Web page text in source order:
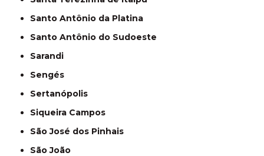
Santo Antônio da Platina
Santo Antônio do Sudoeste
Sarandi
Sengés
Sertanópolis
Siqueira Campos
São José dos Pinhais
São João